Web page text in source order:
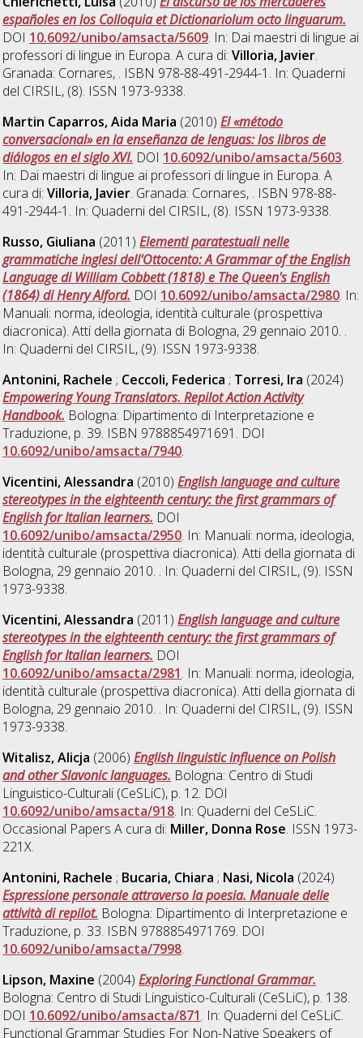
españoles en los Colloquia et Dictionariolum octo linguarum.
DOI 10.6092/unibo/amsacta/5609. In: Dai maestri di lingue ai
professori di lingue in Europa. A cura di:Villoria, Javier.
Granada: Cornares, . ISBN 978-88-491-2944-1. In: Quaderni
del CIRSIL, (8). ISSN 1973-9338.
Martin Caparros, Aida Maria (2010)El «método
conversacional» en la enseñanza de lenguas: los libros de
diálogos en el siglo XVI. DOI 10.6092/unibo/amsacta/5603.
In: Dai maestri di lingue ai professori di lingue in Europa. A
cura di:Villoria, Javier. Granada: Cornares, . ISBN 978-88-
491-2944-1. In: Quaderni del CIRSIL, (8). ISSN 1973-9338.
Russo, Giuliana (2011)Elementi paratestuali nelle
grammatiche inglesi dell'Ottocento: A Grammar of the English
Language di William Cobbett (1818) e The Queen's English
(1864) di Henry Alford. DOI 10.6092/unibo/amsacta/2980. In:
Manuali: norma, ideologia, identità culturale (prospettiva
diacronica). Atti della giornata di Bologna, 29 gennaio 2010. .
In: Quaderni del CIRSIL, (9). ISSN 1973-9338.
Antonini, Rachele ; Ceccoli, Federica ; Torresi, Ira (2024)
Empowering Young Translators. Repilot Action Activity
Handbook. Bologna: Dipartimento di Interpretazione e
Traduzione, p. 39. ISBN 9788854971691. DOI
10.6092/unibo/amsacta/7940.
Vicentini, Alessandra (2010)English language and culture
stereotypes in the eighteenth century: the first grammars of
English for Italian learners. DOI
10.6092/unibo/amsacta/2950. In: Manuali: norma, ideologia,
identità culturale (prospettiva diacronica). Atti della giornata di
Bologna, 29 gennaio 2010. . In: Quaderni del CIRSIL, (9). ISSN
1973-9338.
Vicentini, Alessandra (2011)English language and culture
stereotypes in the eighteenth century: the first grammars of
English for Italian learners. DOI
10.6092/unibo/amsacta/2981. In: Manuali: norma, ideologia,
identità culturale (prospettiva diacronica). Atti della giornata di
Bologna, 29 gennaio 2010. . In: Quaderni del CIRSIL, (9). ISSN
1973-9338.
Witalisz, Alicja (2006)English linguistic influence on Polish
and other Slavonic languages. Bologna: Centro di Studi
Linguistico-Culturali (CeSLiC), p. 12. DOI
10.6092/unibo/amsacta/918. In: Quaderni del CeSLiC.
Occasional Papers A cura di: Miller, Donna Rose. ISSN 1973-
221X.
Antonini, Rachele ; Bucaria, Chiara ; Nasi, Nicola (2024)
Espressione personale attraverso la poesia. Manuale delle
attività di repilot. Bologna: Dipartimento di Interpretazione e
Traduzione, p. 33. ISBN 9788854971769. DOI
10.6092/unibo/amsacta/7998.
Lipson, Maxine (2004)Exploring Functional Grammar.
Bologna: Centro di Studi Linguistico-Culturali (CeSLiC), p. 138.
DOI 10.6092/unibo/amsacta/871. In: Quaderni del CeSLiC.
Functional Grammar Studies For Non-Native Speakers of